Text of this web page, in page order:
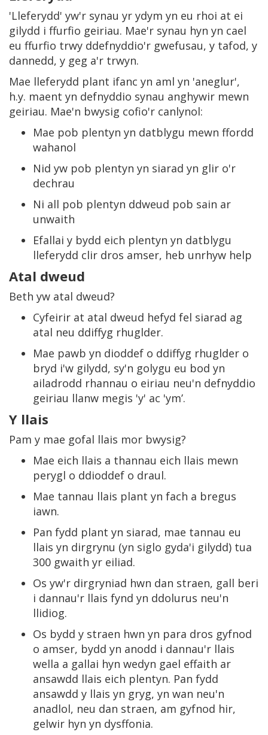
'Lleferydd' yw'r synau yr ydym yn eu rhoi at ei
gilydd i ffurfio geiriau. Mae'r synau hyn yn cael
eu ffurfio trwy ddefnyddio'r gwefusau, y tafod, y
dannedd, y geg a'r trwyn.
Mae lleferydd plant ifanc yn aml yn 'aneglur',
h.y. maent yn defnyddio synau anghywir mewn
geiriau. Mae'n bwysig cofio'r canlynol:
Mae pob plentyn yn datblygu mewn ffordd
wahanol
Nid yw pob plentyn yn siarad yn glir o'r
dechrau
Ni all pob plentyn ddweud pob sain ar
unwaith
Efallai y bydd eich plentyn yn datblygu
lleferydd clir dros amser, heb unrhyw help
Atal dweud
Beth yw atal dweud?
Cyfeirir at atal dweud hefyd fel siarad ag
atal neu ddiffyg rhuglder.
Mae pawb yn dioddef o ddiffyg rhuglder o
bryd i'w gilydd, sy'n golygu eu bod yn
ailadrodd rhannau o eiriau neu'n defnyddio
geiriau llanw megis 'y' ac 'ym’.
Y llais
Pam y mae gofal llais mor bwysig?
Mae eich llais a thannau eich llais mewn
perygl o ddioddef o draul.
Mae tannau llais plant yn fach a bregus
iawn.
Pan fydd plant yn siarad, mae tannau eu
llais yn dirgrynu (yn siglo gyda'i gilydd) tua
300 gwaith yr eiliad.
Os yw'r dirgryniad hwn dan straen, gall beri
i dannau'r llais fynd yn ddolurus neu'n
llidiog.
Os bydd y straen hwn yn para dros gyfnod
o amser, bydd yn anodd i dannau'r llais
wella a gallai hyn wedyn gael effaith ar
ansawdd llais eich plentyn. Pan fydd
ansawdd y llais yn gryg, yn wan neu'n
anadlol, neu dan straen, am gyfnod hir,
gelwir hyn yn dysffonia.